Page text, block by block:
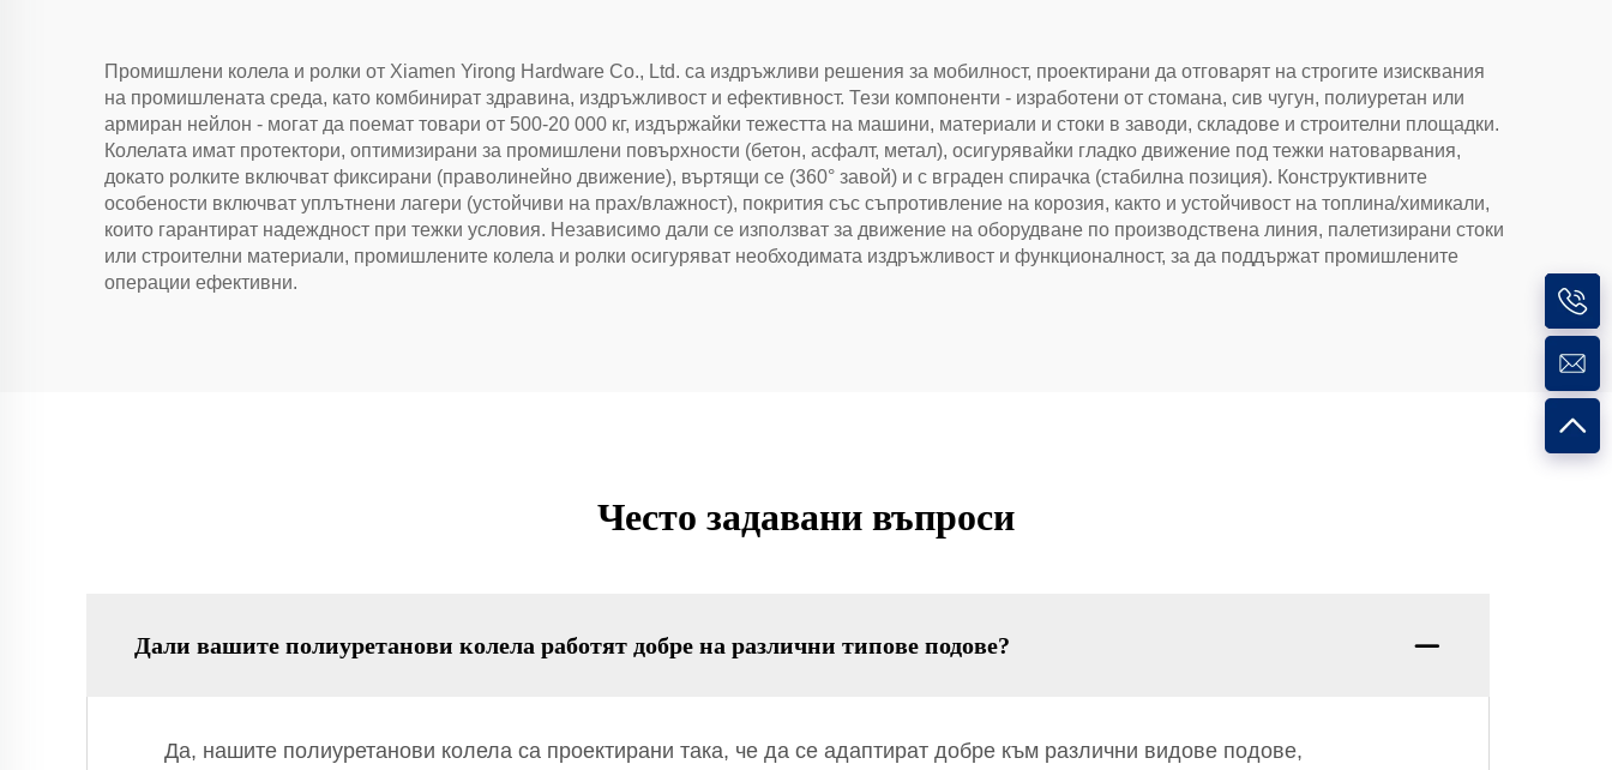
Промишлени колела и ролки от Xiamen Yirong Hardware Co., Ltd. са издръжливи решения за мобилност, проектирани да отговарят на строгите изисквания
на промишлената среда, като комбинират здравина, издръжливост и ефективност. Тези компоненти - изработени от стомана, сив чугун, полиуретан или
армиран нейлон - могат да поемат товари от 500-20 000 кг, издържайки тежестта на машини, материали и стоки в заводи, складове и строителни площадки.
Колелата имат протектори, оптимизирани за промишлени повърхности (бетон, асфалт, метал), осигурявайки гладко движение под тежки натоварвания,
докато ролките включват фиксирани (праволинейно движение), въртящи се (360° завой) и с вграден спирачка (стабилна позиция). Конструктивните
особености включват уплътнени лагери (устойчиви на прах/влажност), покрития със съпротивление на корозия, както и устойчивост на топлина/химикали,
които гарантират надеждност при тежки условия. Независимо дали се използват за движение на оборудване по производствена линия, палетизирани стоки
или строителни материали, промишлените колела и ролки осигуряват необходимата издръжливост и функционалност, за да поддържат промишлените
операции ефективни.
Често задавани въпроси
Дали вашите полиуретанови колела работят добре на различни типове подове?
Да, нашите полиуретанови колела са проектирани така, че да се адаптират добре към различни видове подове,